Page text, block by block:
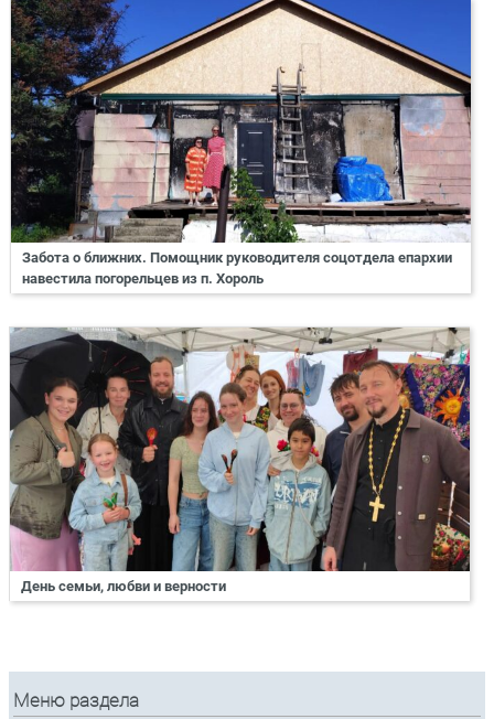
Забота о ближних. Помощник руководителя соцотдела епархии
навестила погорельцев из п. Хороль
День семьи, любви и верности
Меню раздела